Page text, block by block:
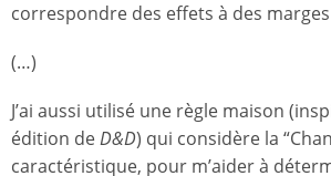
correspondre des effets à des
(…)
J’ai aussi utilisé une règle maison
édition deD&D) qui considère la
caractéristique, pour m’aider à